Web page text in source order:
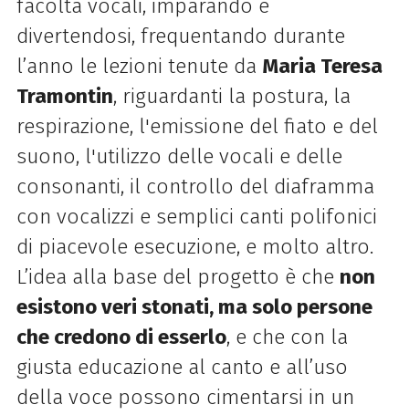
facoltà vocali, imparando e
divertendosi, frequentando durante
l’anno le lezioni tenute da Maria Teresa
Tramontin, riguardanti la postura, la
respirazione, l'emissione del fiato e del
suono, l'utilizzo delle vocali e delle
consonanti, il controllo del diaframma
con vocalizzi e semplici canti polifonici
di piacevole esecuzione, e molto altro.
L’idea alla base del progetto è che non
esistono veri stonati, ma solo persone
che credono di esserlo, e che con la
giusta educazione al canto e all’uso
della voce possono cimentarsi in un